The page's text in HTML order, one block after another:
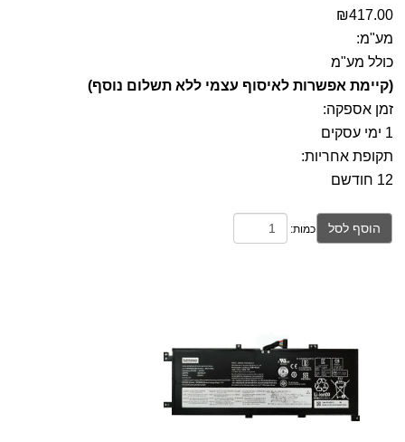
₪417.00
מע"מ:
כולל מע"מ
(קיימת אפשרות לאיסוף עצמי ללא תשלום נוסף)
זמן אספקה:
1 ימי עסקים
תקופת אחריות:
12 חודשם
הוסף לסל כמות: